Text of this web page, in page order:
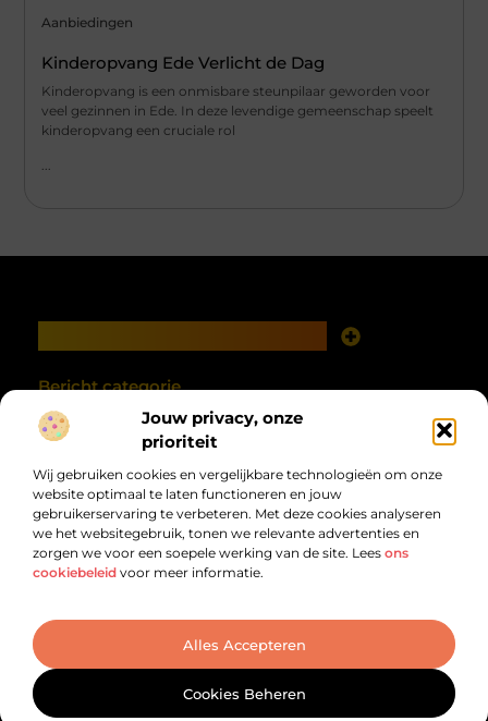
Jouw privacy, onze
prioriteit
Wij gebruiken cookies en vergelijkbare technologieën om onze
website optimaal te laten functioneren en jouw
gebruikerservaring te verbeteren. Met deze cookies analyseren
we het websitegebruik, tonen we relevante advertenties en
zorgen we voor een soepele werking van de site. Lees ons
cookiebeleid voor meer informatie.
Alles Accepteren
Cookies Beheren
Aanbiedingen
Kinderopvang Ede Verlicht de Dag
Kinderopvang is een onmisbare steunpilaar geworden voor
veel gezinnen in Ede. In deze levendige gemeenschap speelt
kinderopvang een cruciale rol
...
Bericht categorie
Van alles wat, voor jou verzameld.
@2025 All Right Reserved. Design bywww.debandzooi.nl.